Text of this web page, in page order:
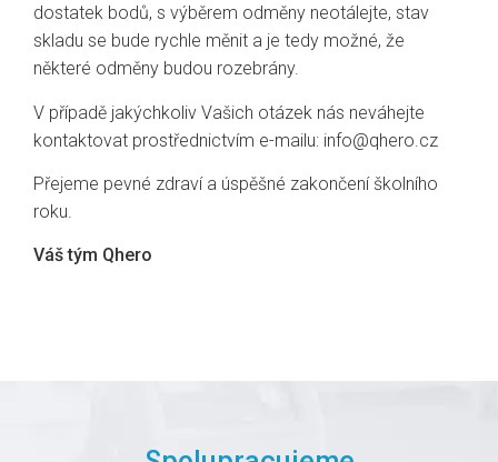
dostatek bodů, s výběrem odměny neotálejte, stav
skladu se bude rychle měnit a je tedy možné, že
některé odměny budou rozebrány.
V případě jakýchkoliv Vašich otázek nás neváhejte
kontaktovat prostřednictvím e-mailu: info@qhero.cz
Přejeme pevné zdraví a úspěšné zakončení školního
roku.
Váš tým Qhero